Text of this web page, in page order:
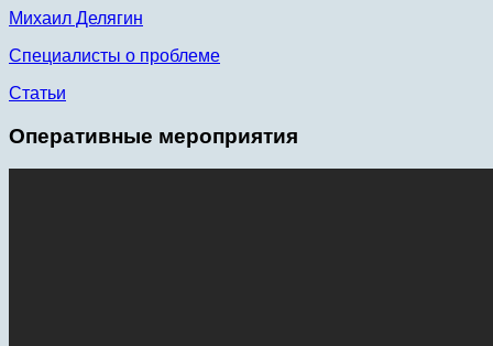
Михаил Делягин
Специалисты о проблеме
Статьи
Оперативные мероприятия